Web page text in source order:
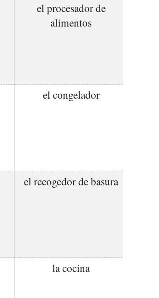
el procesador de
alimentos
el congelador
el recogedor de basura
la cocina